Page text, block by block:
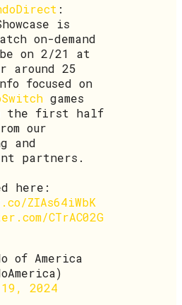
:
is
on-demand
on 2/21 at
around 25
focused on
games
the first half
our
and
partners.
here:
ZIAs64iWbK
CTrAC02G
of America
2024